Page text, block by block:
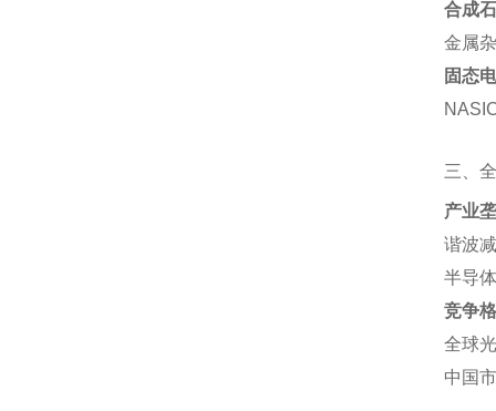
合成
金属
固态
三、
产业
谐波
半导
竞争
全球
中国